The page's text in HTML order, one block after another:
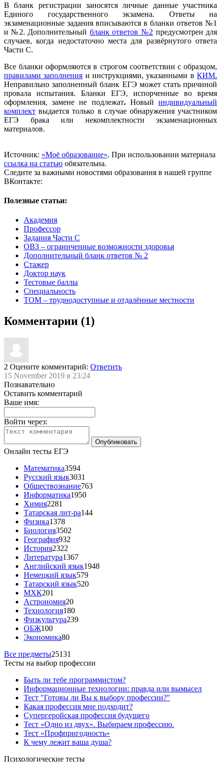
В бланк регистрации заносятся личные данные участника
Единого государственного экзамена. Ответы на
экзаменационные задания вписываются в бланки ответов №1
и №2. Дополнительный бланк ответов №2 предусмотрен для
случаев, когда недостаточно места для развёрнутого ответа
Части С.
Все бланки оформляются в строгом соответствии с образцом,
правилами заполнения и инструкциями, указанными вКИМ.
Неправильно заполненный бланк ЕГЭ может стать причиной
провала испытания. Бланки ЕГЭ, испорченные во время
оформления, замене не подлежат.Новыйиндивидуальный
комплект выдается только в случае обнаружения участником
ЕГЭ брака или некомплектности экзаменационных
материалов.
Источник: «Моё образование». При использовании материала
ссылка на статью обязательна.
Следите за важными новостями образования в нашей группе
ВКонтакте:
Полезные статьи:
Академия
Профессор
Задания Части С
ОВЗ – ограниченные возможности здоровья
Дополнительный бланк ответов № 2
Стажер
Доктор наук
Тестовые баллы
Специальность
ТОМ – труднодоступные и отдалённые местности
Комментарии (1)
2 Оцените комментарий: Ответить
15 November 2019 в 23:24
Познавательно
Оставить комментарий
Ваше имя:
Войти через:
Онлайн тесты ЕГЭ
Математика3594
Русский язык3031
Обществознание763
Информатика1950
Химия2281
Татарская лит-ра144
Физика1378
Биология3502
География932
История2322
Литература1367
Английский язык1948
Немецкий язык579
Татарский язык520
МХК201
Астрономия20
Технология180
Физкультура239
ОБЖ100
Экономика80
Все предметы25131
Тесты на выбор профессии
Быть ли тебе программистом?
Информационные технологии: правда или вымысел
Тест "Готовы ли Вы к выбору профессии?"
Какая профессия мне подходит?
Супергеройская профессия будущего
Тест «Одно из двух». Выбираем профессию.
Тест «Профпригодность»
К чему лежит ваша душа?
Психологические тесты